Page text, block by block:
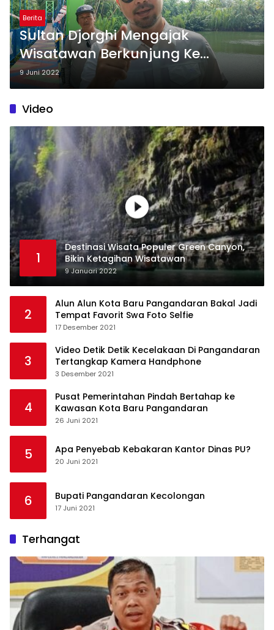
Berita
Sultan Djorghi Mengajak
Wisatawan Berkunjung Ke
Pangandaran, Pantainya Keren
Banget
9 Juni 2022
Video
1
Destinasi Wisata Populer Green Canyon,
Bikin Ketagihan Wisatawan
9 Januari 2022
2
Alun Alun Kota Baru Pangandaran Bakal Jadi
Tempat Favorit Swa Foto Selfie
17 Desember 2021
3
Video Detik Detik Kecelakaan Di Pangandaran
Tertangkap Kamera Handphone
3 Desember 2021
4
Pusat Pemerintahan Pindah Bertahap ke
Kawasan Kota Baru Pangandaran
26 Juni 2021
5 Apa Penyebab Kebakaran Kantor Dinas PU?
20 Juni 2021
6 Bupati Pangandaran Kecolongan
17 Juni 2021
Terhangat